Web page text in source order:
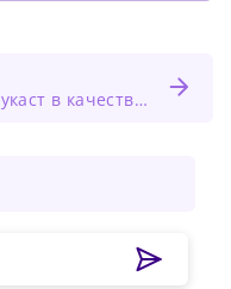
терапии у детей с обструктивным бронхитом